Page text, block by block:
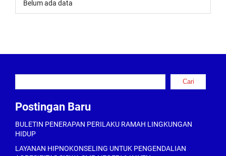
Belum ada data
Cari
Postingan Baru
BULETIN PENERAPAN PERILAKU RAMAH LINGKUNGAN
HIDUP
LAYANAN HIPNOKONSELING UNTUK PENGENDALIAN